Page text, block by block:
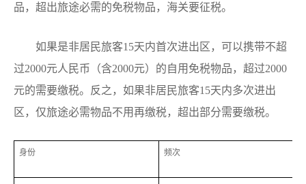
品，超出旅途必需的免税物品，海关要征税。
如果是非居民旅客15天内首次进出区，可以携带不超
过2000元人民币（含2000元）的自用免税物品，超过2000
元的需要缴税。反之，如果非居民旅客15天内多次进出
区，仅旅途必需物品不用再缴税，超出部分需要缴税。
身份 频次